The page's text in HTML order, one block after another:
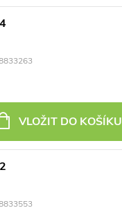
VLOŽIT DO KOŠÍKU